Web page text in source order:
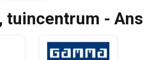
tuincentrum - Ans